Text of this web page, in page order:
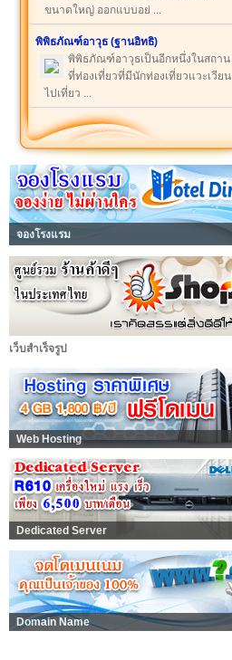
ขนาดใหญ่ ออกแบบอย่ ...
พิพิธภัณฑ์อาวุธ (ฐานอิทธิ)
พิพิธภัณฑ์อาวุธเป็นอีกหนึ่งในสถาน
ที่ท่องเที่ยวที่มีนักท่องเที่ยวแวะเวียน
ไปเที่ยว ...
จองโรงแรม
เว็บสำเร็จรูป
Web Hosting
Dedicated Server
Domain Name